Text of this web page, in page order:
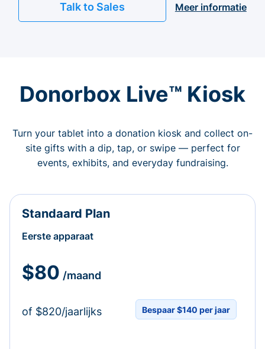
Talk to Sales Meer informatie
Donorbox Live™ Kiosk
Turn your tablet into a donation kiosk and collect on-
site gifts with a dip, tap, or swipe — perfect for
events, exhibits, and everyday fundraising.
Standaard Plan
Eerste apparaat
$80 /maand
of $820/jaarlijks Bespaar $140 per jaar